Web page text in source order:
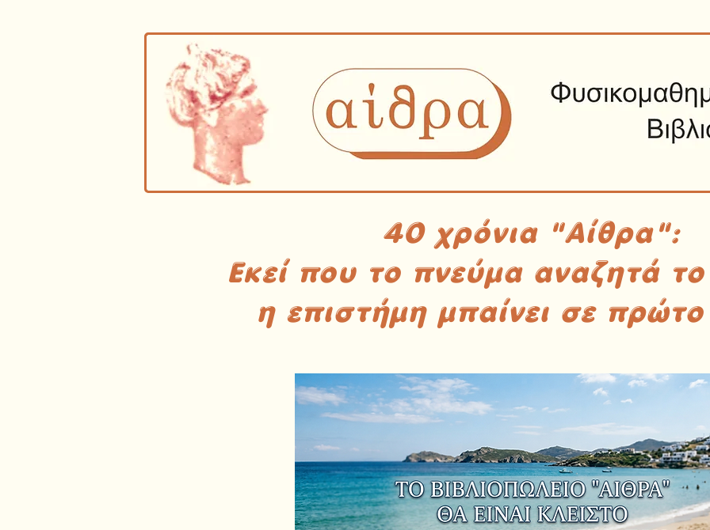
40 χρόνια "Αίθρα":
Εκεί που το πνεύμα αναζητά
η επιστήμη μπαίνει σε